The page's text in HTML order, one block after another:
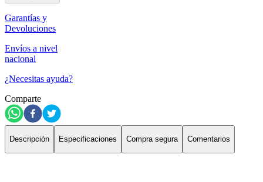
Garantías y
Devoluciones
Envíos a nivel
nacional
¿Necesitas ayuda?
Comparte
Descripción Especificaciones Compra segura Comentarios